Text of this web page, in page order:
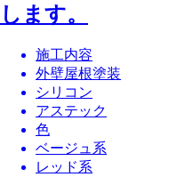
します。
施工内容
外壁屋根塗装
シリコン
アステック
色
ベージュ系
レッド系